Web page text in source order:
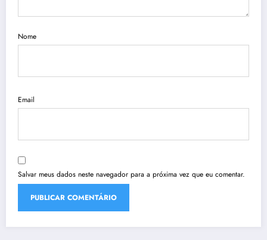
Nome
Email
Salvar meus dados neste navegador para a próxima vez que eu comentar.